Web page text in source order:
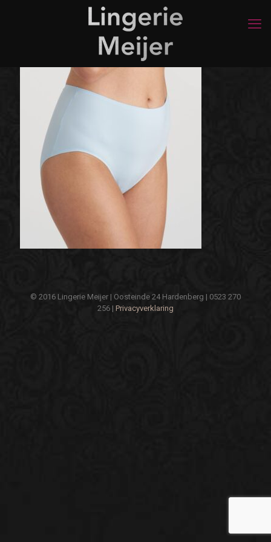
© 2016 Lingerie Meijer | Oosteinde 24 Hardenberg | 0523 270
256 | Privacyverklaring